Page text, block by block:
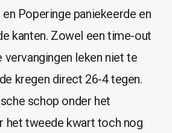
Poperinge paniekeerde en
kanten. Zowel een time-out
vervangingen leken niet te
kregen direct 26-4 tegen.
schop onder het
het tweede kwart toch nog